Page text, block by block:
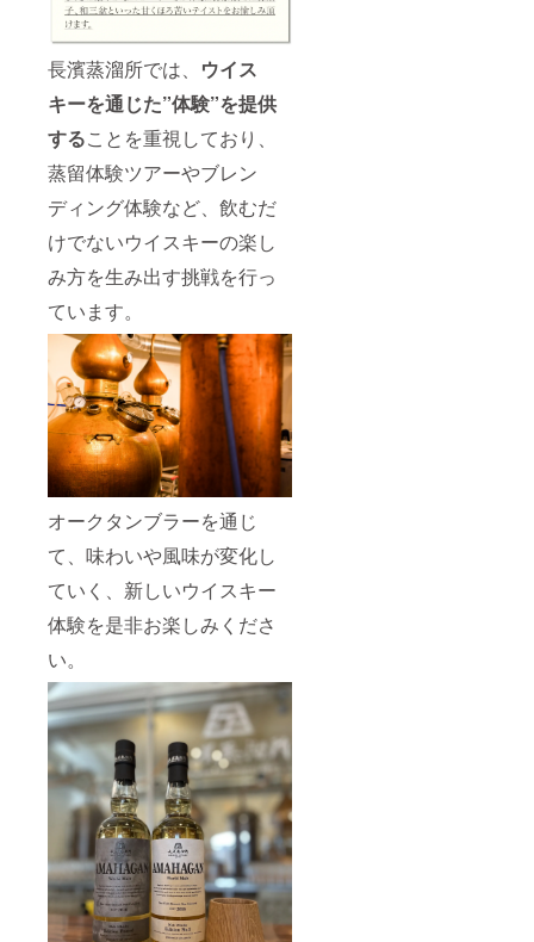
長濱蒸溜所では、 ウイス
キーを通じた”体験”を提供
することを重視しており、
蒸留体験ツアーやブレン
ディング体験など、飲むだ
けでないウイスキーの楽し
み方を生み出す挑戦を行っ
ています。
オークタンブラーを通じ
て、味わいや風味が変化し
ていく、新しいウイスキー
体験を是非お楽しみくださ
い。